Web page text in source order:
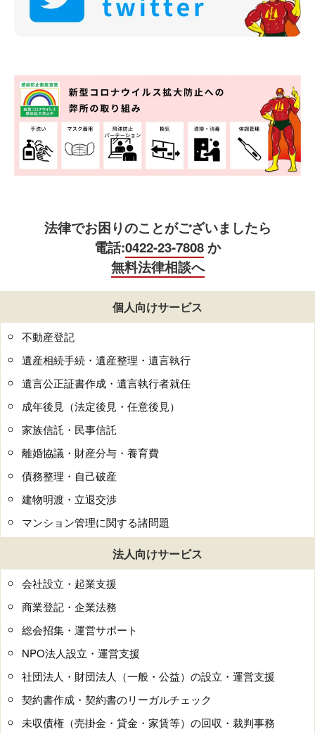
法律でお困りのことがございましたら
電話:0422-23-7808か
無料法律相談へ
個人向けサービス
不動産登記
遺産相続手続・遺産整理・遺言執行
遺言公正証書作成・遺言執行者就任
成年後見（法定後見・任意後見）
家族信託・民事信託
離婚協議・財産分与・養育費
債務整理・自己破産
建物明渡・立退交渉
マンション管理に関する諸問題
法人向けサービス
会社設立・起業支援
商業登記・企業法務
総会招集・運営サポート
NPO法人設立・運営支援
社団法人・財団法人（一般・公益）の設立・運営支援
契約書作成・契約書のリーガルチェック
未収債権（売掛金・貸金・家賃等）の回収・裁判事務